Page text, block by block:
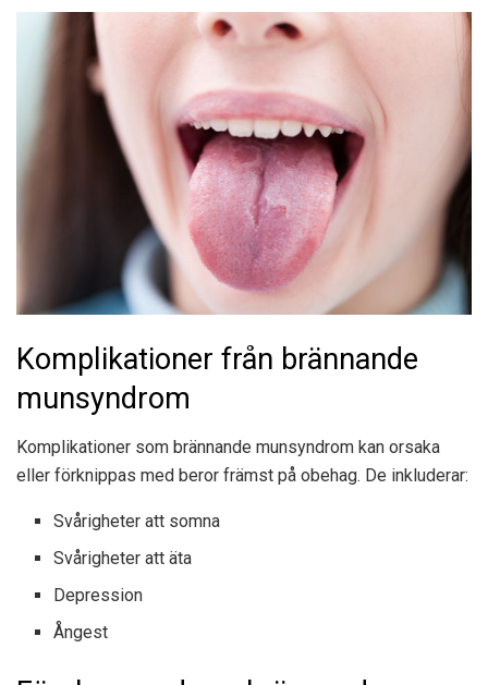
Komplikationer från brännande
munsyndrom
Komplikationer som brännande munsyndrom kan orsaka
eller förknippas med beror främst på obehag. De inkluderar:
Svårigheter att somna
Svårigheter att äta
Depression
Ångest